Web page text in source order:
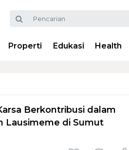
Properti Edukasi Health
Berkontribusi dalam
Lausimeme di Sumut